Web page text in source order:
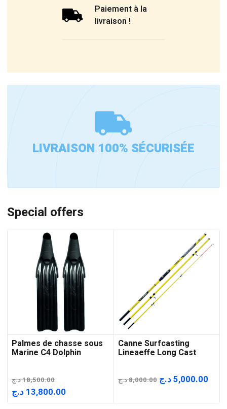
Paiement à la
livraison !
LIVRAISON 100% SÉCURISÉE
Special offers
Palmes de chasse sous
Marine C4 Dolphin
18,500.00د.ج
Le 13,800.00 د.ج
Canne Surfcasting
Lineaeffe Long Cast
8,000.00د.ج
Le 5,000.00د.ج
Le